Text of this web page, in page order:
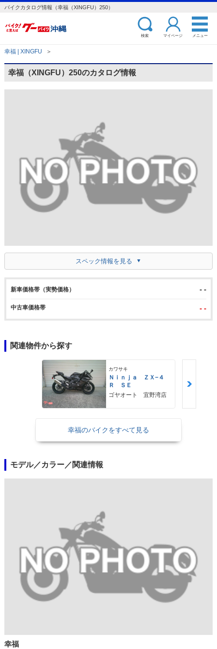
バイクカタログ情報（幸福（XINGFU）250）
検索 マイページ メニュー
幸福 | XINGFU ＞
幸福（XINGFU）250のカタログ情報
スペック情報を見る
新車価格帯（実勢価格） - -
中古車価格帯 - -
関連物件から探す
カワサキ
Ｎｉｎｊａ ＺＸ−４
Ｒ ＳＥ
ゴヤオート 宜野湾店
幸福のバイクをすべて見る
モデル／カラー／関連情報
幸福